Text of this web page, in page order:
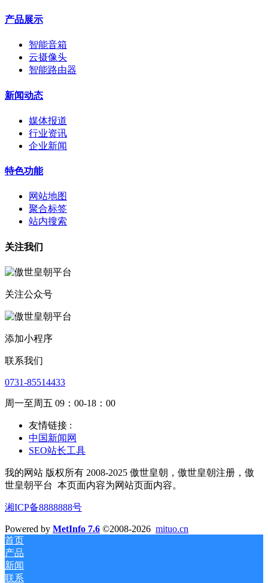
产品展示
智能音箱
云摄像头
智能路由器
新闻动态
媒体报道
行业资讯
企业新闻
特色功能
网站地图
聚合标签
站内搜索
关注我们
关注公众号
添加小程序
联系我们
0731-85514433
周一至周五 09：00-18：00
友情链接 :
中国新闻网
SEO站长工具
我的网站 版权所有 2008-2025 傲世皇朝，傲世皇朝注册，傲
世皇朝平台 本页面内容为网站页面内容。
湘ICP备8888888号
Powered by MetInfo 7.6 ©2008-2026 mituo.cn
首页
产品
新闻
联系